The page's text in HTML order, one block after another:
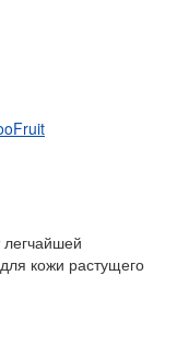
кожи растущего